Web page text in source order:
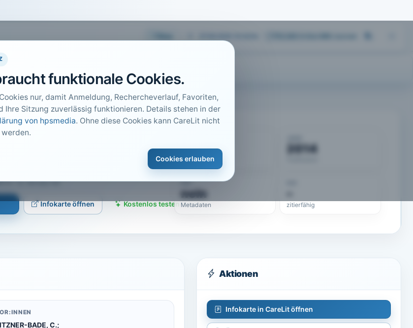
funktionale Cookies.
nur, damit Anmeldung, Rechercheverlauf, Favoriten,
Ihre Sitzung zuverlässig funktionieren. Details stehen in der
von hpsmedia. Ohne diese Cookies kann CareLit nicht
Cookies erlauben
mindert
4 · S. 44 bis 45
Infokarte öffnen Kostenlos testen
150408
CareLit-ID
2014
PDF
nein
Metadaten zitierfähig
BADE, C.;
Aktionen
Infokarte in CareLit öffnen